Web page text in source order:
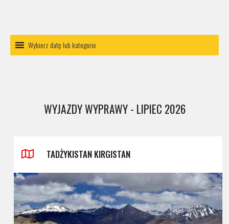
Wybierz datę lub kategorie
WYJAZDY WYPRAWY - LIPIEC 2026
TADŻYKISTAN KIRGISTAN